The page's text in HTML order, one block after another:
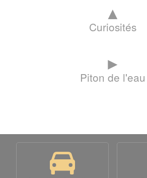
▲
Curiosités
►
Piton de l'eau